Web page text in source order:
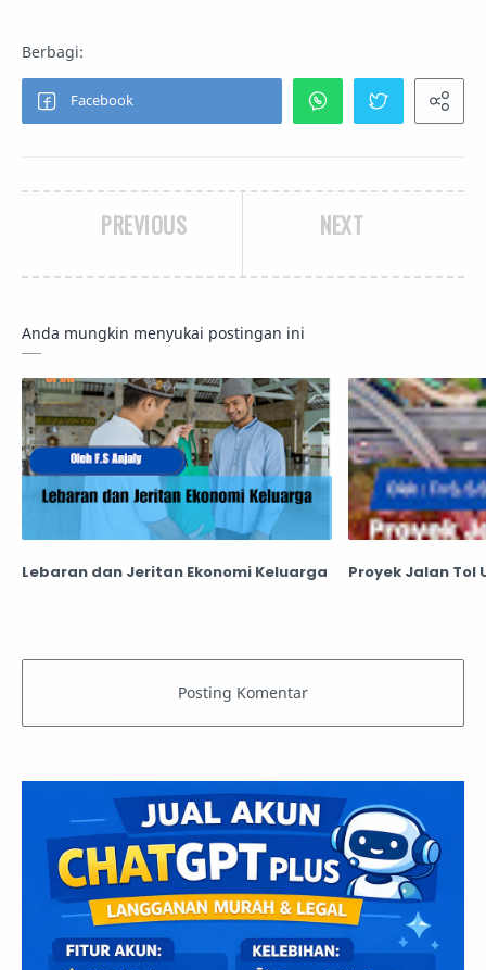
NEXT
PREVIOUS
Anda mungkin menyukai postingan ini
Lebaran dan Jeritan Ekonomi Keluarga Proyek Jalan Tol